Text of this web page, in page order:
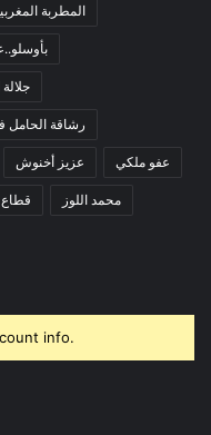
المطربة
رشاقة
عزيز أخنوش عفو ملكي
قطاع محمد اللوز
info.